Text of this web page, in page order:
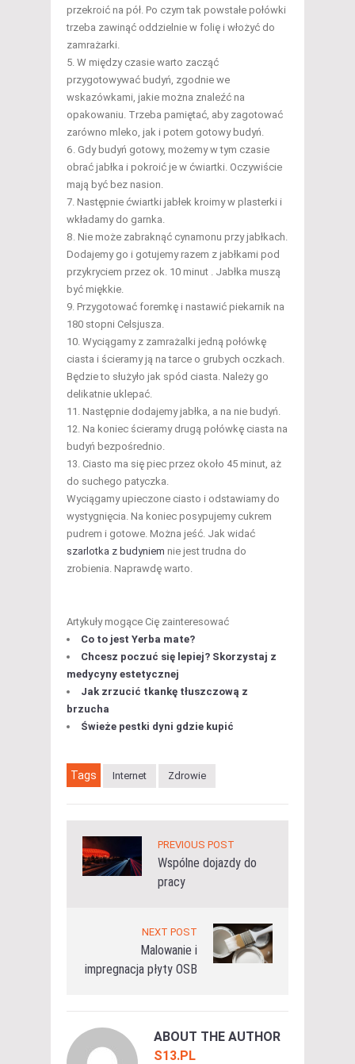
przekroić na pół. Po czym tak powstałe połówki
trzeba zawinąć oddzielnie w folię i włożyć do
zamrażarki.
W między czasie warto zacząć
przygotowywać budyń, zgodnie we
wskazówkami, jakie można znaleźć na
opakowaniu. Trzeba pamiętać, aby zagotować
zarówno mleko, jak i potem gotowy budyń.
Gdy budyń gotowy, możemy w tym czasie
obrać jabłka i pokroić je w ćwiartki. Oczywiście
mają być bez nasion.
Następnie ćwiartki jabłek kroimy w plasterki i
wkładamy do garnka.
Nie może zabraknąć cynamonu przy jabłkach.
Dodajemy go i gotujemy razem z jabłkami pod
przykryciem przez ok. 10 minut . Jabłka muszą
być miękkie.
Przygotować foremkę i nastawić piekarnik na
180 stopni Celsjusza.
Wyciągamy z zamrażalki jedną połówkę
ciasta i ścieramy ją na tarce o grubych oczkach.
Będzie to służyło jak spód ciasta. Należy go
delikatnie uklepać.
Następnie dodajemy jabłka, a na nie budyń.
Na koniec ścieramy drugą połówkę ciasta na
budyń bezpośrednio.
Ciasto ma się piec przez około 45 minut, aż
do suchego patyczka.
Wyciągamy upieczone ciasto i odstawiamy do
wystygnięcia. Na koniec posypujemy cukrem
pudrem i gotowe. Można jeść. Jak widać
szarlotka z budyniem nie jest trudna do
zrobienia. Naprawdę warto.
Artykuły mogące Cię zainteresować
Co to jest Yerba mate?
Chcesz poczuć się lepiej? Skorzystaj z
medycyny estetycznej
Jak zrzucić tkankę tłuszczową z
brzucha
Świeże pestki dyni gdzie kupić
Tags Internet Zdrowie
PREVIOUS POST
Wspólne dojazdy do
pracy
NEXT POST
Malowanie i
impregnacja płyty OSB
ABOUT THE AUTHOR
S13.PL